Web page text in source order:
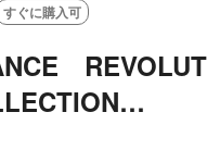
すぐに購入可